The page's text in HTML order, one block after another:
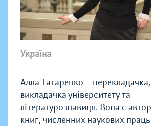
Україна
Алла Татаренко — перекладачка,
викладачка університету та
літературознавиця. Вона є
книг, численних наукових праць